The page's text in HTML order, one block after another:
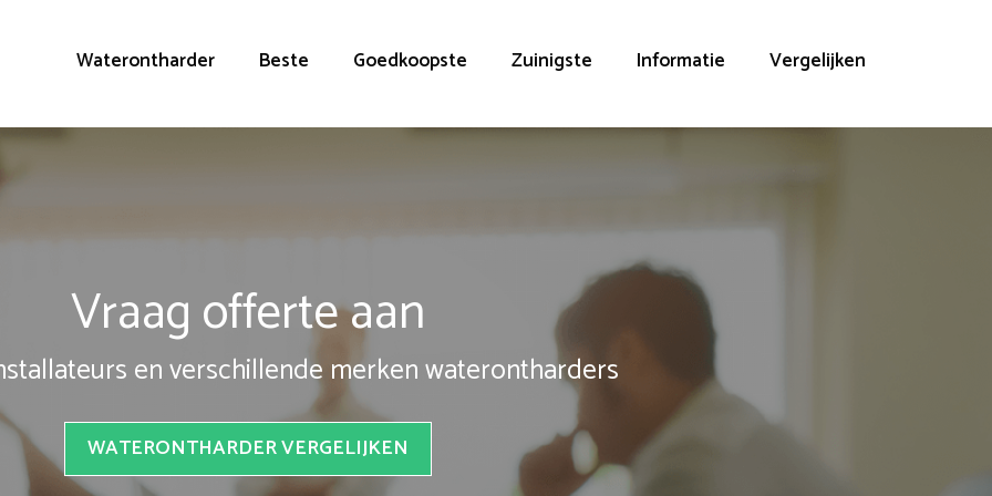
Waterontharder Beste Goedkoopste Zuinigste Informatie Vergelijken
Vraag offerte aan
en verschillende merken waterontharders
WATERONTHARDER VERGELIJKEN